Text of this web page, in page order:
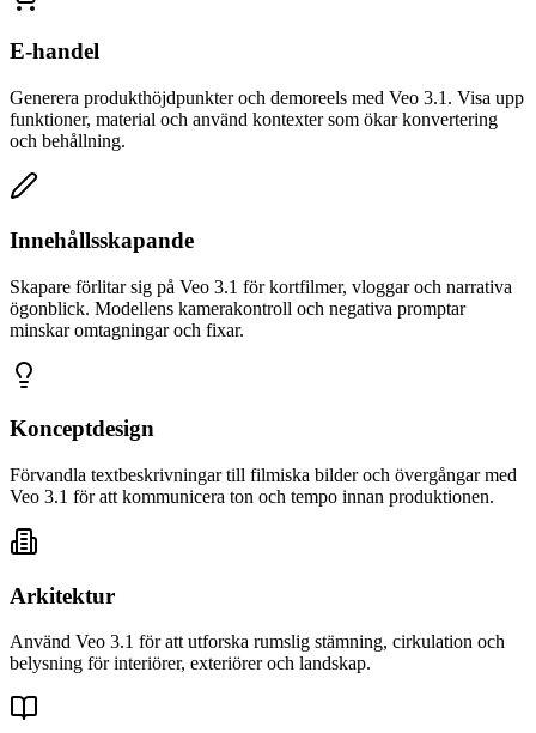
E-handel
Generera produkthöjdpunkter och demoreels med Veo 3.1. Visa upp
funktioner, material och använd kontexter som ökar konvertering
och behållning.
Innehållsskapande
Skapare förlitar sig på Veo 3.1 för kortfilmer, vloggar och narrativa
ögonblick. Modellens kamerakontroll och negativa promptar
minskar omtagningar och fixar.
Konceptdesign
Förvandla textbeskrivningar till filmiska bilder och övergångar med
Veo 3.1 för att kommunicera ton och tempo innan produktionen.
Arkitektur
Använd Veo 3.1 för att utforska rumslig stämning, cirkulation och
belysning för interiörer, exteriörer och landskap.